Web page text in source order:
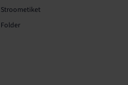
Stroometiket
Folder